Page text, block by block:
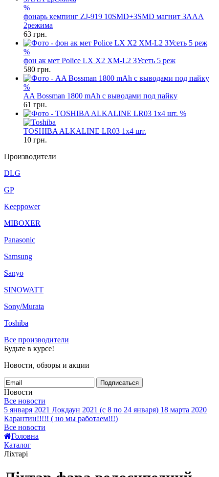
%
фонарь кемпинг ZJ-919 10SMD+3SMD магнит 3AAА
2режима
63 грн.
%
фон ак мет Police LX X2 XM-L2 ЗУсеть 5 реж
580 грн.
%
AA Bossman 1800 mAh с выводами под пайку
61 грн.
%
TOSHIBA ALKALINE LR03 1x4 шт.
10 грн.
Производители
DLG
GP
Keeppower
MIBOXER
Panasonic
Samsung
Sanyo
SINOWATT
Sony/Murata
Toshiba
Все производители
Будьте в курсе!
Новости, обзоры и акции
Подписаться
Новости
Все новости
5 января 2021 Локдаун 2021 (с 8 по 24 января) 18 марта 2020
Карантин!!!!! ( но мы работаем!!!)
Все новости
Головна
Каталог
Ліхтарі